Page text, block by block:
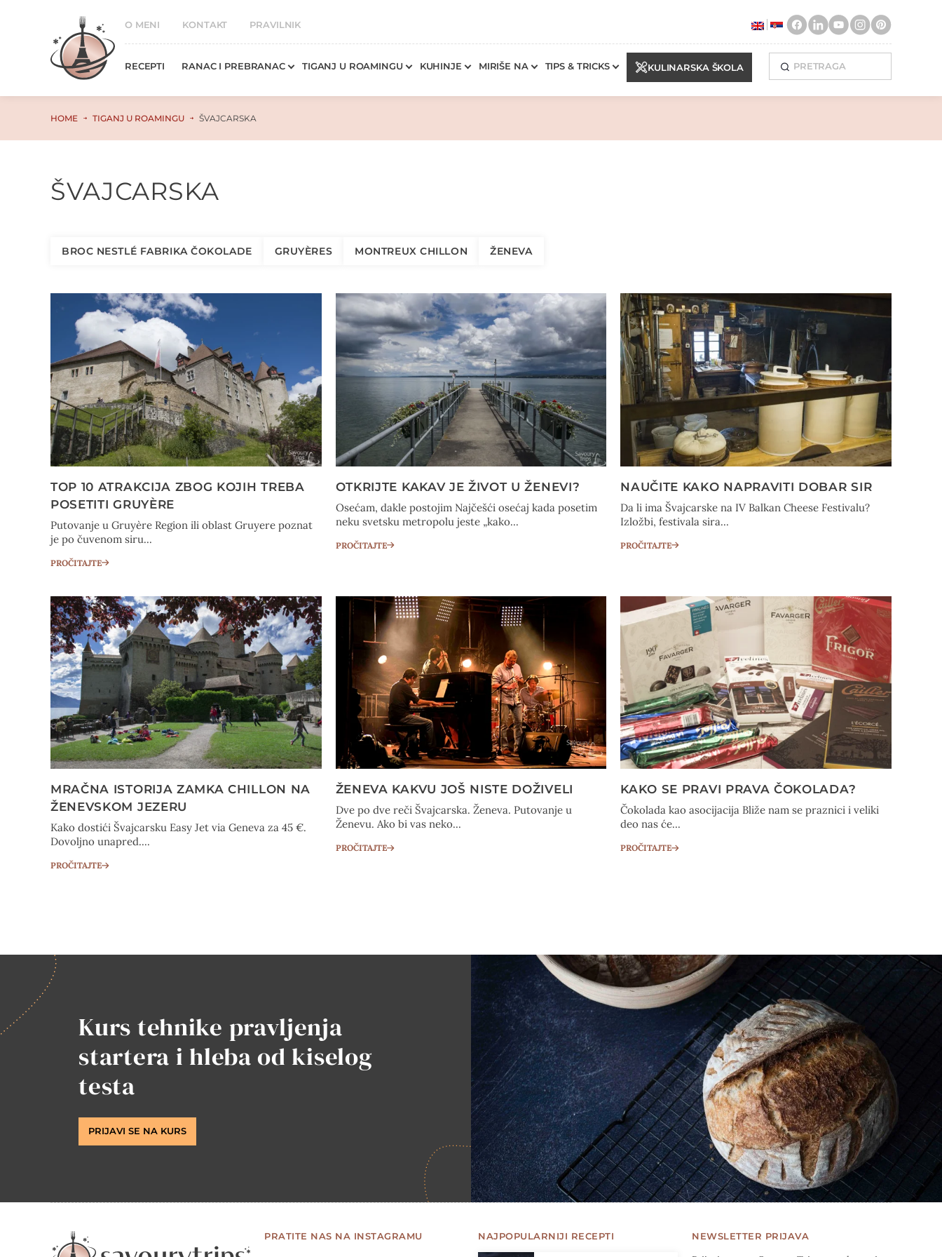
O MENI KONTAKT PRAVILNIK
RECEPTI RANAC I PREBRANAC TIGANJ U ROAMINGU KUHINJE MIRIŠE NA TIPS & TRICKS KULINARSKA ŠKOLA
HOME TIGANJ U ROAMINGU ŠVAJCARSKA
ŠVAJCARSKA
BROC NESTLÉ FABRIKA ČOKOLADE GRUYÈRES MONTREUX CHILLON ŽENEVA
TOP 10 ATRAKCIJA ZBOG KOJIH TREBA
POSETITI GRUYÈRE
Putovanje u Gruyère Region ili oblast Gruyere poznat
je po čuvenom siru...
PROČITAJTE
OTKRIJTE KAKAV JE ŽIVOT U ŽENEVI?
Osećam, dakle postojim Najčešći osećaj kada posetim
neku svetsku metropolu jeste „kako...
PROČITAJTE
NAUČITE KAKO NAPRAVITI DOBAR SIR
Da li ima Švajcarske na IV Balkan Cheese Festivalu?
Izložbi, festivala sira...
PROČITAJTE
MRAČNA ISTORIJA ZAMKA CHILLON NA
ŽENEVSKOM JEZERU
Kako dostići Švajcarsku Easy Jet via Geneva za 45 €.
Dovoljno unapred....
PROČITAJTE
ŽENEVA KAKVU JOŠ NISTE DOŽIVELI
Dve po dve reči Švajcarska. Ženeva. Putovanje u
Ženevu. Ako bi vas neko...
PROČITAJTE
KAKO SE PRAVI PRAVA ČOKOLADA?
Čokolada kao asocijacija Bliže nam se praznici i veliki
deo nas će...
PROČITAJTE
Kurs tehnike pravljenja
startera i hleba od kiselog
testa
PRIJAVI SE NA KURS
PRATITE NAS NA INSTAGRAMU NAJPOPULARNIJI RECEPTI NEWSLETTER PRIJAVA